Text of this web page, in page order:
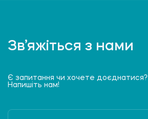
Зв’яжіться з нами
Є запитання чи хочете доєднатися?
Напишіть нам!